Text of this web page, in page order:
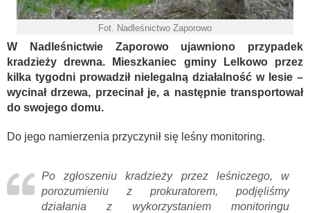
Fot. Nadleśnictwo Zaporowo
W Nadleśnictwie Zaporowo ujawniono przypadek
kradzieży drewna. Mieszkaniec gminy Lelkowo przez
kilka tygodni prowadził nielegalną działalność w lesie –
wycinał drzewa, przecinał je, a następnie transportował
do swojego domu.
Do jego namierzenia przyczynił się leśny monitoring.
Po zgłoszeniu kradzieży przez leśniczego, w
porozumieniu z prokuratorem, podjęliśmy
działania z wykorzystaniem monitoringu